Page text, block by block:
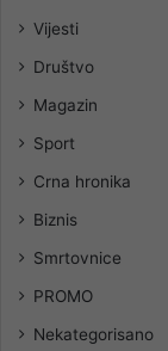
Vijesti
Društvo
Magazin
Sport
Crna hronika
Biznis
Smrtovnice
PROMO
Nekategorisano